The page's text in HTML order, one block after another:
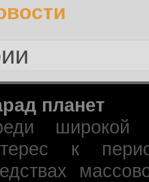
планет
широкой
к